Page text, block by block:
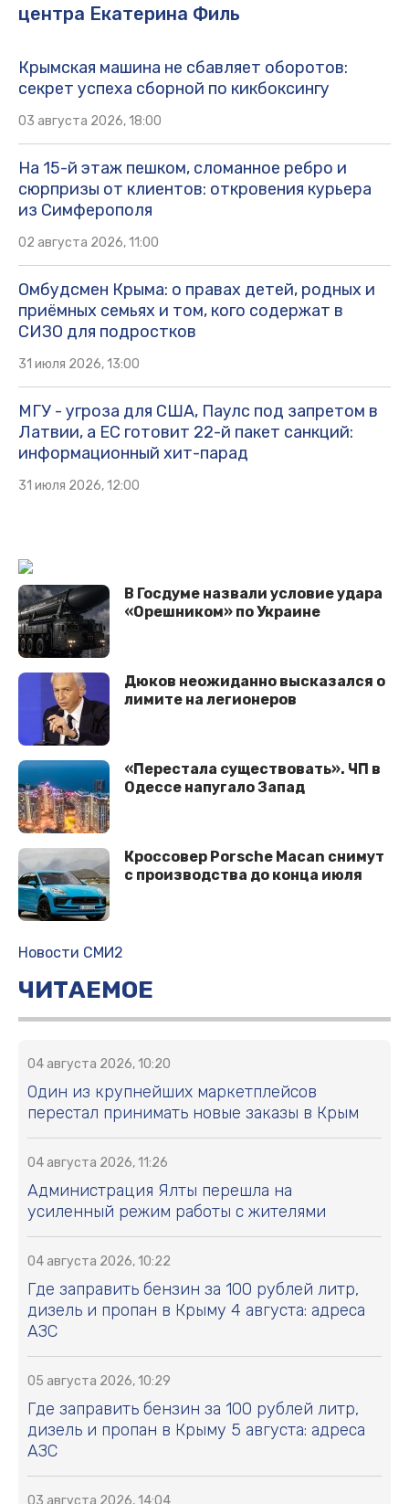
центра Екатерина Филь
Крымская машина не сбавляет оборотов:
секрет успеха сборной по кикбоксингу
03 августа 2026, 18:00
На 15-й этаж пешком, сломанное ребро и
сюрпризы от клиентов: откровения курьера
из Симферополя
02 августа 2026, 11:00
Омбудсмен Крыма: о правах детей, родных и
приёмных семьях и том, кого содержат в
СИЗО для подростков
31 июля 2026, 13:00
МГУ - угроза для США, Паулс под запретом в
Латвии, а ЕС готовит 22-й пакет санкций:
информационный хит-парад
31 июля 2026, 12:00
В Госдуме назвали условие удара
«Орешником» по Украине
Дюков неожиданно высказался о
лимите на легионеров
«Перестала существовать». ЧП в
Одессе напугало Запад
Кроссовер Porsche Macan снимут
с производства до конца июля
Новости СМИ2
ЧИТАЕМОЕ
04 августа 2026, 10:20
Один из крупнейших маркетплейсов
перестал принимать новые заказы в Крым
04 августа 2026, 11:26
Администрация Ялты перешла на
усиленный режим работы с жителями
04 августа 2026, 10:22
Где заправить бензин за 100 рублей литр,
дизель и пропан в Крыму 4 августа: адреса
АЗС
05 августа 2026, 10:29
Где заправить бензин за 100 рублей литр,
дизель и пропан в Крыму 5 августа: адреса
АЗС